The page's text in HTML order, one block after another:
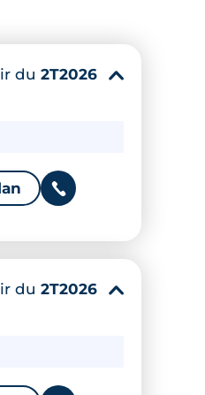
du 2T2026 ▾
📞
du 2T2026 ▾